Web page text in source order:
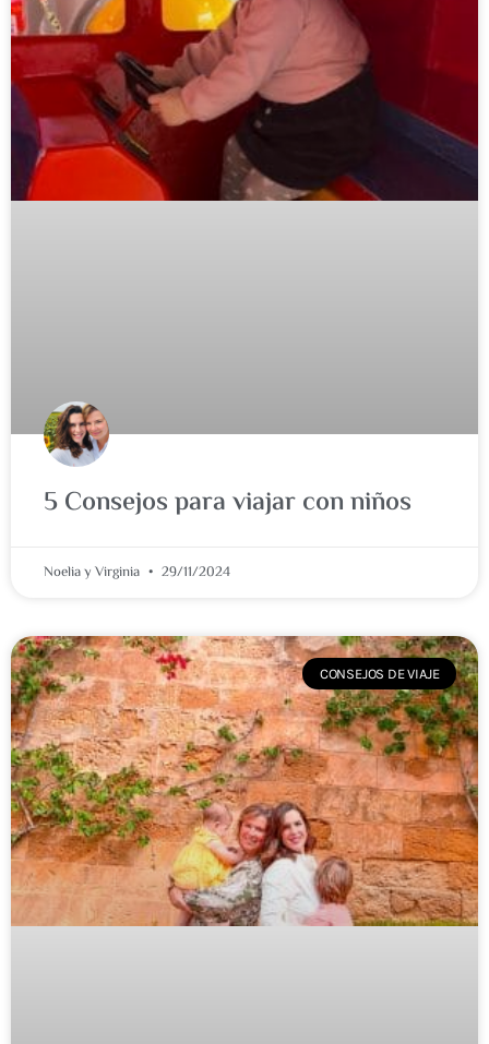
5 Consejos para viajar con niños
Noelia y Virginia 29/11/2024
CONSEJOS DE VIAJE